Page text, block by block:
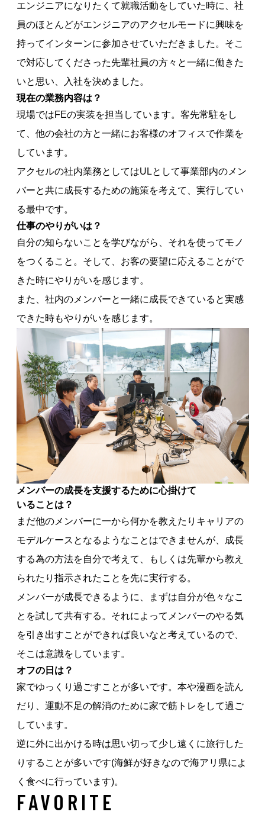
エンジニアになりたくて就職活動をしていた時に、社
員のほとんどがエンジニアのアクセルモードに興味を
持ってインターンに参加させていただきました。そこ
で対応してくださった先輩社員の方々と一緒に働きた
いと思い、入社を決めました。
現在の業務内容は？
現場ではFEの実装を担当しています。客先常駐をし
て、他の会社の方と一緒にお客様のオフィスで作業を
しています。
アクセルの社内業務としてはULとして事業部内のメン
バーと共に成長するための施策を考えて、実行してい
る最中です。
仕事のやりがいは？
自分の知らないことを学びながら、それを使ってモノ
をつくること。そして、お客の要望に応えることがで
きた時にやりがいを感じます。
また、社内のメンバーと一緒に成長できていると実感
できた時もやりがいを感じます。
メンバーの成長を支援するために心掛けて
いることは？
まだ他のメンバーに一から何かを教えたりキャリアの
モデルケースとなるようなことはできませんが、成長
する為の方法を自分で考えて、もしくは先輩から教え
られたり指示されたことを先に実行する。
メンバーが成長できるように、まずは自分が色々なこ
とを試して共有する。それによってメンバーのやる気
を引き出すことができれば良いなと考えているので、
そこは意識をしています。
オフの日は？
家でゆっくり過ごすことが多いです。本や漫画を読ん
だり、運動不足の解消のために家で筋トレをして過ご
しています。
逆に外に出かける時は思い切って少し遠くに旅行した
りすることが多いです(海鮮が好きなので海アリ県によ
く食べに行っています)。
FAVORITE